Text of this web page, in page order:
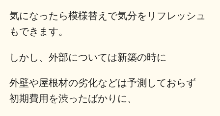
気になったら模様替えで気分をリフレッシュ
もできます。
しかし、外部については新築の時に
外壁や屋根材の劣化などは予測しておらず
初期費用を渋ったばかりに、